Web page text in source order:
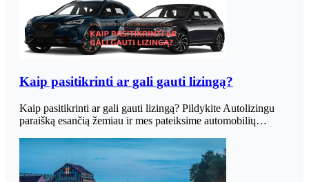
Kaip pasitikrinti ar gali gauti lizingą?
Kaip pasitikrinti ar gali gauti lizingą? Pildykite Autolizingu
paraišką esančią žemiau ir mes pateiksime automobilių…